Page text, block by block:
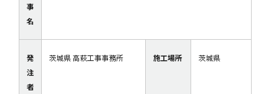
事
名
発
注
者
茨城県 高萩工事事務所 施工場所 茨城県